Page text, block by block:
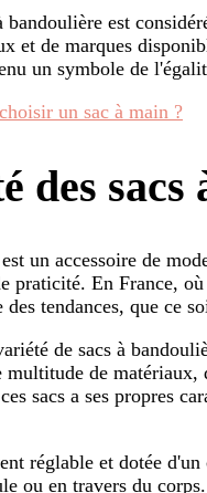
bandoulière est
et de marques
un symbole de
un sac à main ?
des sacs
un accessoire de
praticité. En France,
tendances, que ce
de sacs à
multitude de
sacs a ses propres
réglable et dotée
ou en travers du